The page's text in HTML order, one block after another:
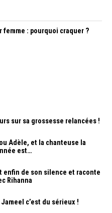
femme : pourquoi craquer ?
sur sa grossesse relancées !
Adèle, et la chanteuse la
est…
enfin de son silence et raconte
Rihanna
c’est du sérieux !